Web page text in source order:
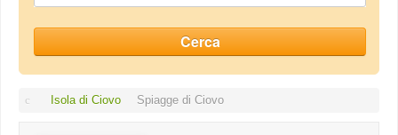
Isola di Ciovo Spiagge di Ciovo